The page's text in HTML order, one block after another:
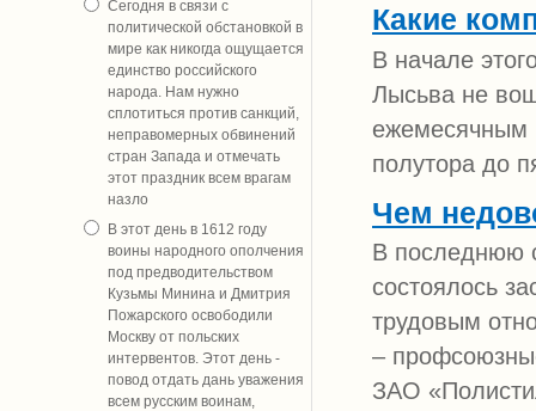
Сегодня в связи с
политической обстановкой в
мире как никогда ощущается
единство российского
народа. Нам нужно
сплотиться против санкций,
неправомерных обвинений
стран Запада и отмечать
этот праздник всем врагам
назло
В этот день в 1612 году
воины народного ополчения
под предводительством
Кузьмы Минина и Дмитрия
Пожарского освободили
Москву от польских
интервентов. Этот день -
повод отдать дань уважения
всем русским воинам,
Какие
В начале
Лысьва не
ежемесячным
полутора до
Чем
В последнюю
состоялось
трудовым
–
ЗАО